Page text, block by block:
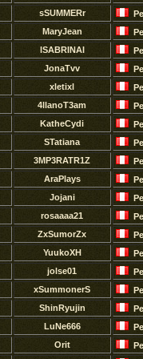
sSUMMERr
MaryJean
lSABRINAI
JonaTvv
xletixl
4llanoT3am
KatheCydi
STatiana
3MP3RATR1Z
AraPlays
Jojani
rosaaaa21
ZxSumorZx
YuukoXH
jolse01
xSummonerS
ShinRyujin
LuNe666
Orit